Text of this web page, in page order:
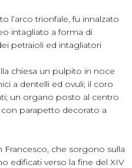
l’arco trionfale, fu innalzato
intagliato a forma di
petraioli ed intagliatori
chiesa un pulpito in noce
a dentelli ed ovuli; il coro
un organo posto al centro
parapetto decorato a
Francesco, che sorgono sulla
edificati verso la fine del XIV